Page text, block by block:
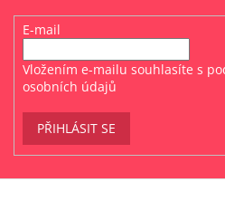
E-mail
Vložením e-mailu souhlasíte s
osobních údajů
PŘIHLÁSIT SE
Z